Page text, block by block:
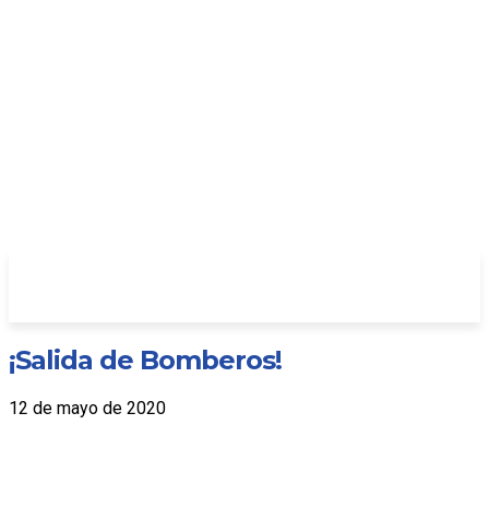
¡Salida de Bomberos!
12 de mayo de 2020